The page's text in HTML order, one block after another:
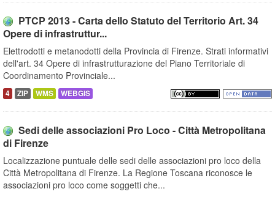
PTCP 2013 - Carta dello Statuto del Territorio Art. 34
Opere di infrastruttur...
Elettrodotti e metanodotti della Provincia di Firenze. Strati informativi
dell'art. 34 Opere di infrastrutturazione del Piano Territoriale di
Coordinamento Provinciale...
4 ZIP WMS WEBGIS
Sedi delle associazioni Pro Loco - Città Metropolitana
di Firenze
Localizzazione puntuale delle sedi delle associazioni pro loco della
Città Metropolitana di Firenze. La Regione Toscana riconosce le
associazioni pro loco come soggetti che...